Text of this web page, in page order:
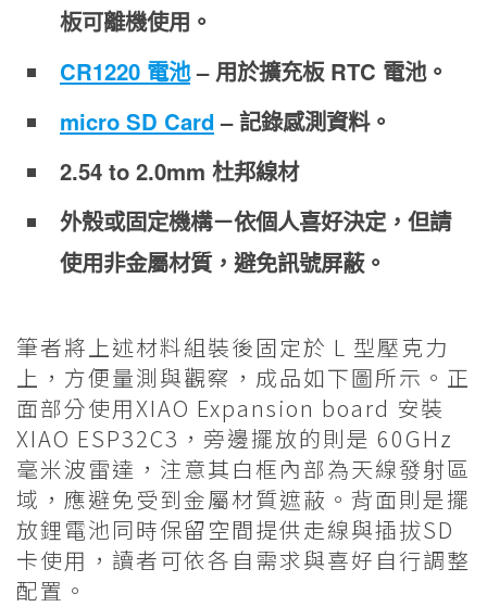
板可離機使用。
CR1220 電池– 用於擴充板 RTC 電池。
micro SD Card – 記錄感測資料。
2.54 to 2.0mm 杜邦線材
外殼或固定機構－依個人喜好決定，但請
使用非金屬材質，避免訊號屏蔽。
筆者將上述材料組裝後固定於 L 型壓克力
上，方便量測與觀察，成品如下圖所示。正
面部分使用XIAO Expansion board 安裝
XIAO ESP32C3，旁邊擺放的則是 60GHz
毫米波雷達，注意其白框內部為天線發射區
域，應避免受到金屬材質遮蔽。背面則是擺
放鋰電池同時保留空間提供走線與插拔SD
卡使用，讀者可依各自需求與喜好自行調整
配置。